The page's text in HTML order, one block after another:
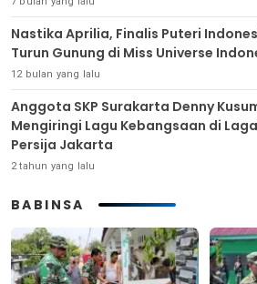
Nastika Aprilia, Finalis Puteri
Turun Gunung di Miss Universe
12 bulan yang lalu
Anggota SKP Surakarta Denny
Mengiringi Lagu Kebangsaan di
Persija Jakarta
2 tahun yang lalu
BABINSA